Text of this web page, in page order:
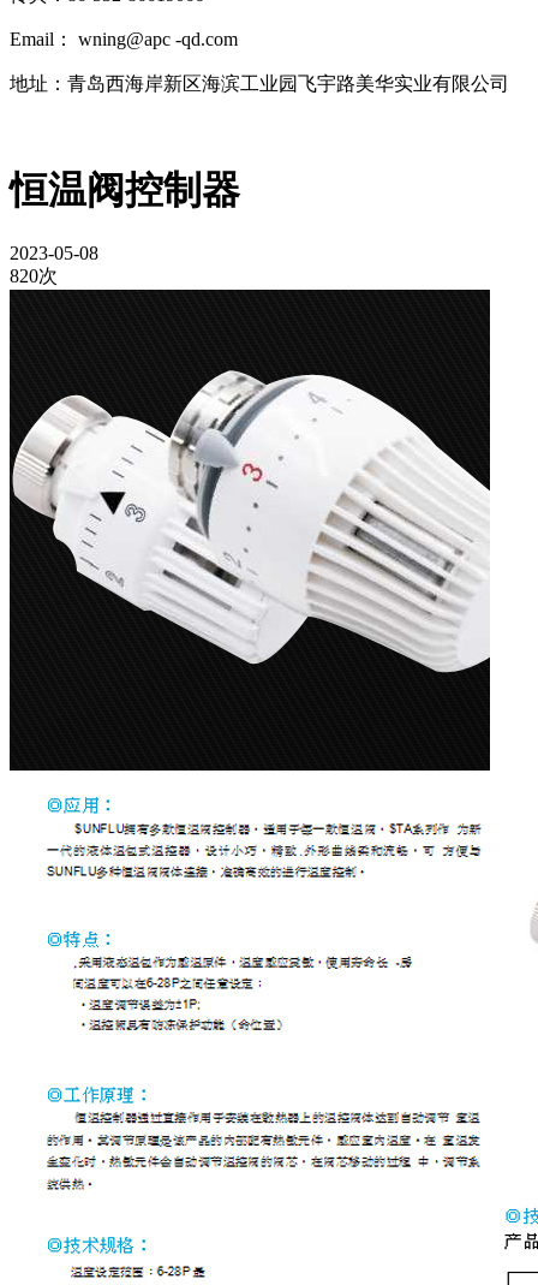
Email： wning@apc -qd.com
地址：青岛西海岸新区海滨工业园飞宇路美华实业有限公司
恒温阀控制器
2023-05-08
820次